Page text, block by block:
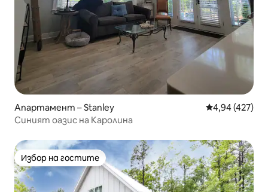
Апартамент – Stanley Средна
4,94 (427)
Синият оазис на Каролина
Избор на гостите
Избор на гостите